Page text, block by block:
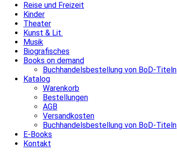
Reise und Freizeit
Kinder
Theater
Kunst & Lit.
Musik
Biografisches
Books on demand
Buchhandelsbestellung von BoD-Titeln
Katalog
Warenkorb
Bestellungen
AGB
Versandkosten
Buchhandelsbestellung von BoD-Titeln
E-Books
Kontakt